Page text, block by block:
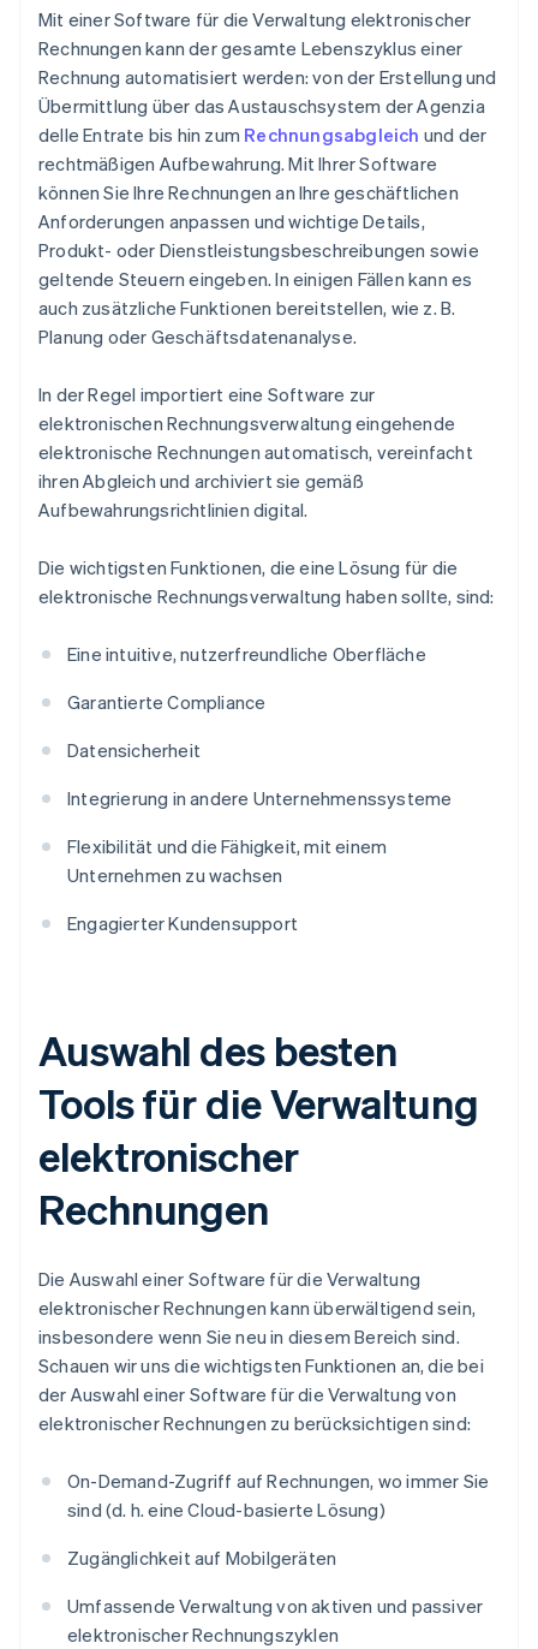
Mit einer Software für die Verwaltung elektronischer
Rechnungen kann der gesamte Lebenszyklus einer
Rechnung automatisiert werden: von der Erstellung und
Übermittlung über das Austauschsystem der Agenzia
delle Entrate bis hin zum Rechnungsabgleich und der
rechtmäßigen Aufbewahrung. Mit Ihrer Software
können Sie Ihre Rechnungen an Ihre geschäftlichen
Anforderungen anpassen und wichtige Details,
Produkt- oder Dienstleistungsbeschreibungen sowie
geltende Steuern eingeben. In einigen Fällen kann es
auch zusätzliche Funktionen bereitstellen, wie z. B.
Planung oder Geschäftsdatenanalyse.
In der Regel importiert eine Software zur
elektronischen Rechnungsverwaltung eingehende
elektronische Rechnungen automatisch, vereinfacht
ihren Abgleich und archiviert sie gemäß
Aufbewahrungsrichtlinien digital.
Die wichtigsten Funktionen, die eine Lösung für die
elektronische Rechnungsverwaltung haben sollte, sind:
Eine intuitive, nutzerfreundliche Oberfläche
Garantierte Compliance
Datensicherheit
Integrierung in andere Unternehmenssysteme
Flexibilität und die Fähigkeit, mit einem
Unternehmen zu wachsen
Engagierter Kundensupport
Auswahl des besten
Tools für die Verwaltung
elektronischer
Rechnungen
Die Auswahl einer Software für die Verwaltung
elektronischer Rechnungen kann überwältigend sein,
insbesondere wenn Sie neu in diesem Bereich sind.
Schauen wir uns die wichtigsten Funktionen an, die bei
der Auswahl einer Software für die Verwaltung von
elektronischer Rechnungen zu berücksichtigen sind:
On-Demand-Zugriff auf Rechnungen, wo immer Sie
sind (d. h. eine Cloud-basierte Lösung)
Zugänglichkeit auf Mobilgeräten
Umfassende Verwaltung von aktiven und passiver
elektronischer Rechnungszyklen